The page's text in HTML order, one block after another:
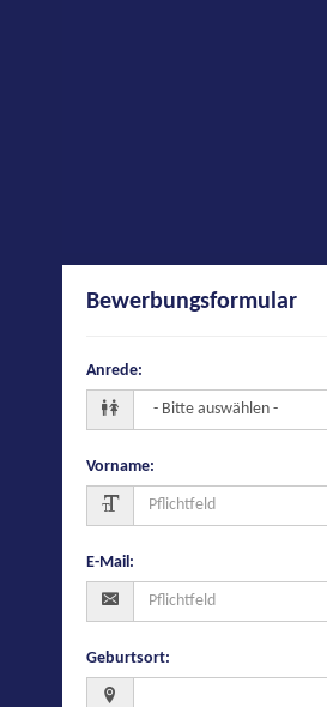
Bewerbungsformular
Anrede:
Vorname:
E-Mail:
Geburtsort: